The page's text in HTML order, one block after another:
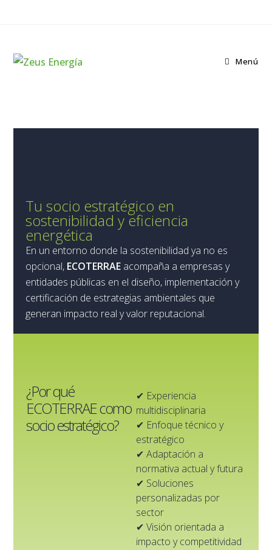
Menú
Tu socio estratégico en
sostenibilidad y eficiencia
energética
En un entorno donde la sostenibilidad ya no es
opcional, ECOTERRAE acompaña a empresas y
entidades públicas en el diseño, implementación y
certificación de estrategias ambientales que
generan impacto real y valor reputacional.
¿Por qué
ECOTERRAE como
socio estratégico?
✔ Experiencia
multidisciplinaria
✔ Enfoque técnico y
estratégico
✔ Adaptación a
normativa actual y futura
✔ Soluciones
personalizadas por
sector
✔ Visión orientada a
impacto y competitividad